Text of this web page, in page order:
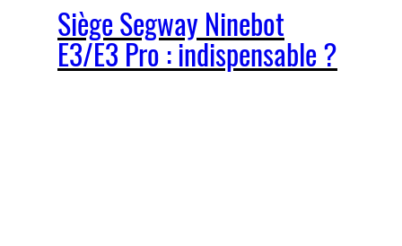
Siège Segway Ninebot
E3/E3 Pro : indispensable ?